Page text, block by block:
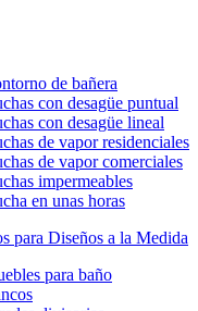
de bañera
con desagüe puntual
con desagüe lineal
de vapor residenciales
de vapor comerciales
impermeables
en unas horas
para Diseños a la Medida
para baño